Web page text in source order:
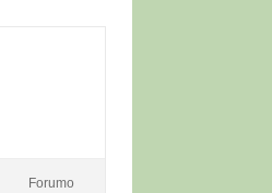
Forumo